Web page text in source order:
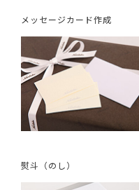
メッセージカード作成
熨斗（のし）